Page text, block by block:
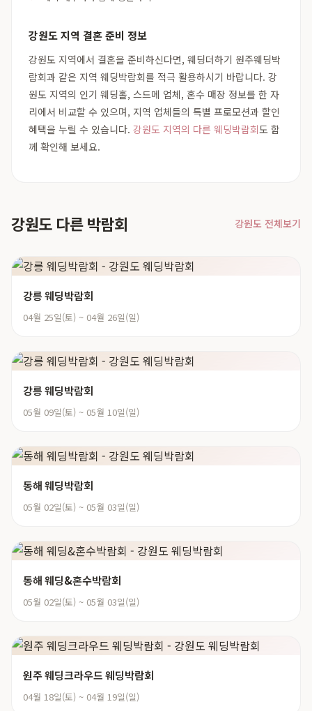
강원도 지역 결혼 준비 정보
강원도 지역에서 결혼을 준비하신다면, 웨딩더하기 원주웨딩박
람회과 같은 지역 웨딩박람회를 적극 활용하시기 바랍니다. 강
원도 지역의 인기 웨딩홀, 스드메 업체, 혼수 매장 정보를 한 자
리에서 비교할 수 있으며, 지역 업체들의 특별 프로모션과 할인
혜택을 누릴 수 있습니다. 강원도 지역의 다른 웨딩박람회도 함
께 확인해 보세요.
강원도 다른 박람회 강원도 전체보기
강릉 웨딩박람회
04월 25일(토) ~ 04월 26일(일)
강릉 웨딩박람회
05월 09일(토) ~ 05월 10일(일)
동해 웨딩박람회
05월 02일(토) ~ 05월 03일(일)
동해 웨딩&혼수박람회
05월 02일(토) ~ 05월 03일(일)
원주 웨딩크라우드 웨딩박람회
04월 18일(토) ~ 04월 19일(일)